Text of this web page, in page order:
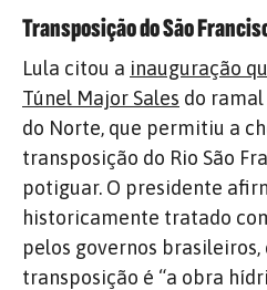
Transposição do São
Lula citou a inauguração
Túnel Major Sales do ramal
do Norte, que permitiu a
transposição do Rio São
potiguar. O presidente
historicamente tratado
pelos governos brasileiros,
transposição é “a obra